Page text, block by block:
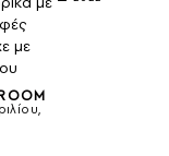
με